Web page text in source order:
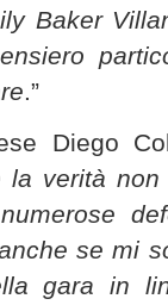
Baker
.”
Diego
la verità
se mi
gara in